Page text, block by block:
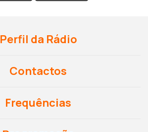
Perfil da Rádio
Contactos
Frequências